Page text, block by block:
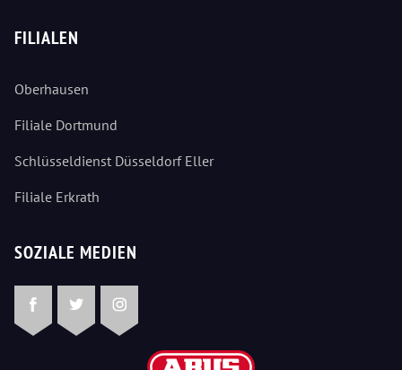
FILIALEN
Oberhausen
Filiale Dortmund
Schlüsseldienst Düsseldorf Eller
Filiale Erkrath
SOZIALE MEDIEN
FacebookTwitterInstagram